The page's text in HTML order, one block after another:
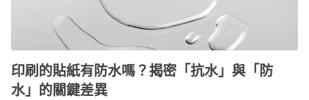
印刷的貼紙有防水嗎？揭密「抗水」與「防
水」的關鍵差異